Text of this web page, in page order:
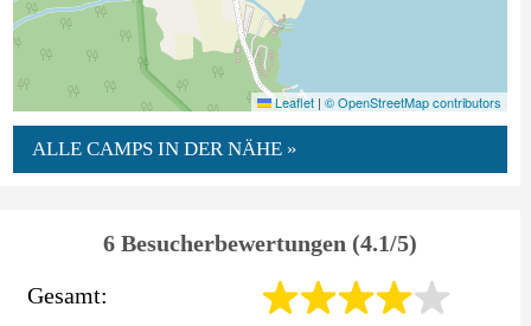
Leaflet | © OpenStreetMap contributors
ALLE CAMPS IN DER NÄHE »
6 Besucherbewertungen (4.1/5)
Gesamt: